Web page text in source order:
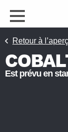
Retour à
Est prévu en